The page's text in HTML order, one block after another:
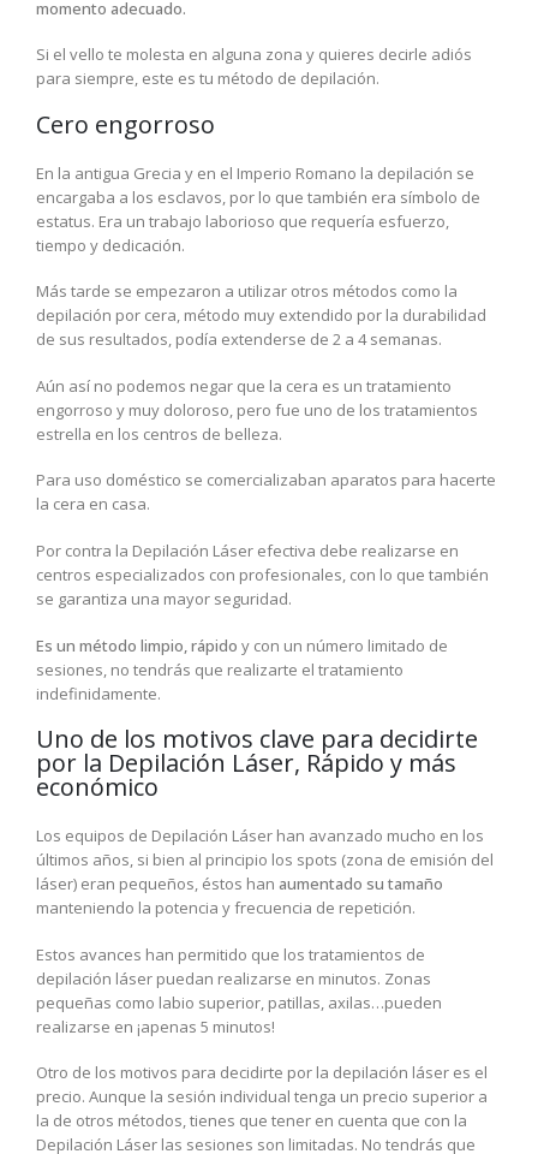
momento adecuado.
Si el vello te molesta en alguna zona y quieres decirle adiós
para siempre, este es tu método de depilación.
Cero engorroso
En la antigua Grecia y en el Imperio Romano la depilación se
encargaba a los esclavos, por lo que también era símbolo de
estatus. Era un trabajo laborioso que requería esfuerzo,
tiempo y dedicación.
Más tarde se empezaron a utilizar otros métodos como la
depilación por cera, método muy extendido por la durabilidad
de sus resultados, podía extenderse de 2 a 4 semanas.
Aún así no podemos negar que la cera es un tratamiento
engorroso y muy doloroso, pero fue uno de los tratamientos
estrella en los centros de belleza.
Para uso doméstico se comercializaban aparatos para hacerte
la cera en casa.
Por contra la Depilación Láser efectiva debe realizarse en
centros especializados con profesionales, con lo que también
se garantiza una mayor seguridad.
Es un método limpio, rápido y con un número limitado de
sesiones, no tendrás que realizarte el tratamiento
indefinidamente.
Uno de los motivos clave para decidirte
por la Depilación Láser, Rápido y más
económico
Los equipos de Depilación Láser han avanzado mucho en los
últimos años, si bien al principio los spots (zona de emisión del
láser) eran pequeños, éstos han aumentado su tamaño
manteniendo la potencia y frecuencia de repetición.
Estos avances han permitido que los tratamientos de
depilación láser puedan realizarse en minutos. Zonas
pequeñas como labio superior, patillas, axilas…pueden
realizarse en ¡apenas 5 minutos!
Otro de los motivos para decidirte por la depilación láser es el
precio. Aunque la sesión individual tenga un precio superior a
la de otros métodos, tienes que tener en cuenta que con la
Depilación Láser las sesiones son limitadas. No tendrás que